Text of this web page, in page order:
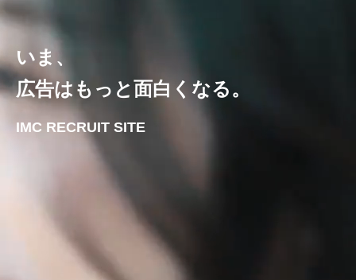
いま、
広告はもっと面白くなる。
IMC RECRUIT SITE